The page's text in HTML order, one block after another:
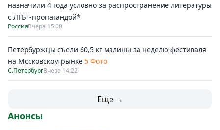
назначили 4 года условно за распространение литературы
с ЛГБТ-пропагандой*
РоссияВчера 15:08
Петербуржцы съели 60,5 кг малины за неделю фестиваля
на Московском рынке 5 Фото
С.ПетербургВчера 14:22
Еще →
Анонсы